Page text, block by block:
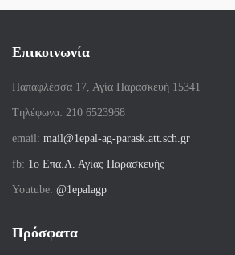
Επικοινωνία
Παπαφλέσσα 17, Αγία Παρασκευή 15341
Tηλέφωνα: 210 6523968
email: mail@1epal-ag-parask.att.sch.gr
fb: 1ο Επα.Λ. Αγίας Παρασκευής
Youtube: @1epalagp
Πρόσφατα